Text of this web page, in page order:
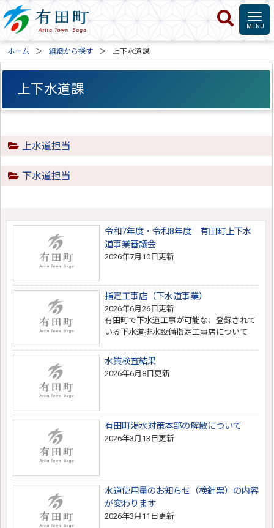
ホーム 組織から探す 上下水道課
上下水道課
上水道担当
下水道担当
令和7年度・令和8年度 有田町上下水
道事業審議会
2026年7月10日更新
指定工事店（下水道事業）
2026年6月26日更新
有田町で下水道工事が可能な、登録されて
いる下水道排水設備指定工事店について
水質検査結果
2026年6月8日更新
有田町渇水対策本部の解散について
2026年3月13日更新
水道使用量のお知らせ（検針票）の内容
が変わります
2026年3月11日更新